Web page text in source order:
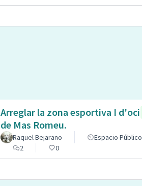
Arreglar la zona esportiva I d'oci
de Mas Romeu.
Raquel Bejarano
Espacio Público
2
0